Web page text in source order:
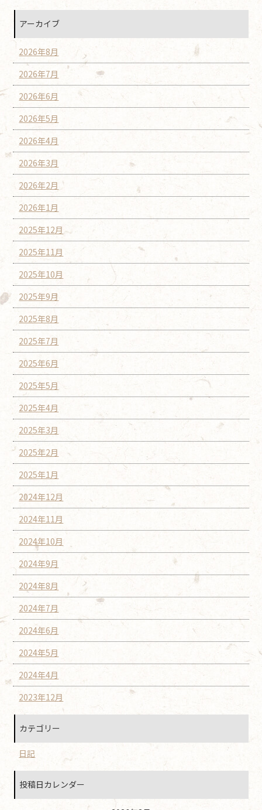
アーカイブ
2026年8月
2026年7月
2026年6月
2026年5月
2026年4月
2026年3月
2026年2月
2026年1月
2025年12月
2025年11月
2025年10月
2025年9月
2025年8月
2025年7月
2025年6月
2025年5月
2025年4月
2025年3月
2025年2月
2025年1月
2024年12月
2024年11月
2024年10月
2024年9月
2024年8月
2024年7月
2024年6月
2024年5月
2024年4月
2023年12月
カテゴリー
日記
投稿日カレンダー